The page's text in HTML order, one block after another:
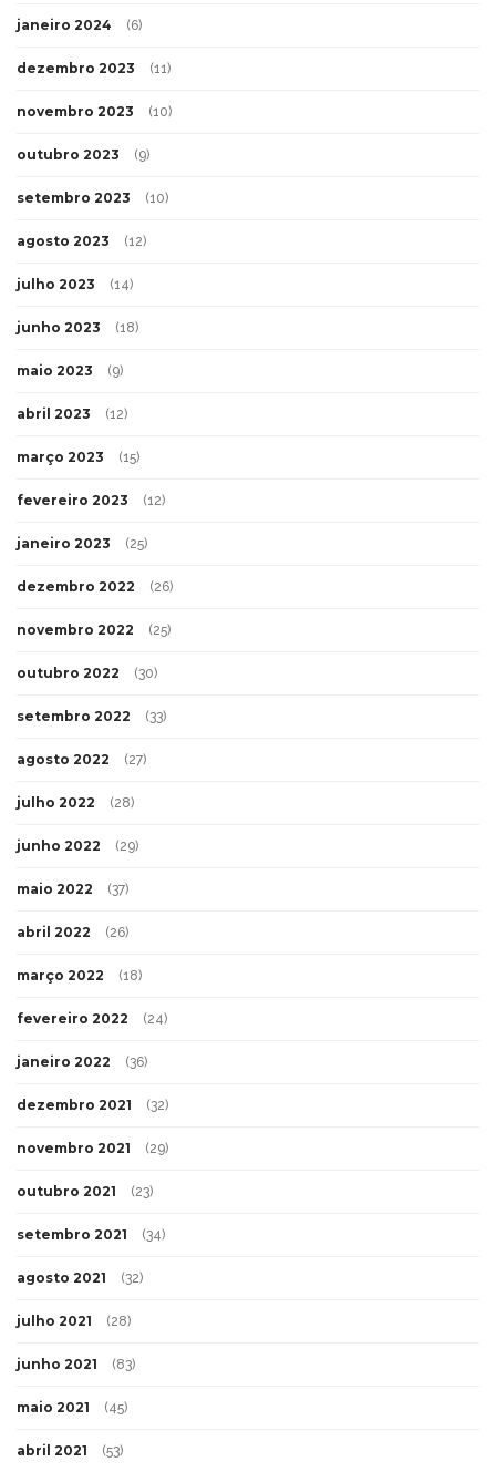
janeiro 2024 (6)
dezembro 2023 (11)
novembro 2023 (10)
outubro 2023 (9)
setembro 2023 (10)
agosto 2023 (12)
julho 2023 (14)
junho 2023 (18)
maio 2023 (9)
abril 2023 (12)
março 2023 (15)
fevereiro 2023 (12)
janeiro 2023 (25)
dezembro 2022 (26)
novembro 2022 (25)
outubro 2022 (30)
setembro 2022 (33)
agosto 2022 (27)
julho 2022 (28)
junho 2022 (29)
maio 2022 (37)
abril 2022 (26)
março 2022 (18)
fevereiro 2022 (24)
janeiro 2022 (36)
dezembro 2021 (32)
novembro 2021 (29)
outubro 2021 (23)
setembro 2021 (34)
agosto 2021 (32)
julho 2021 (28)
junho 2021 (83)
maio 2021 (45)
abril 2021 (53)